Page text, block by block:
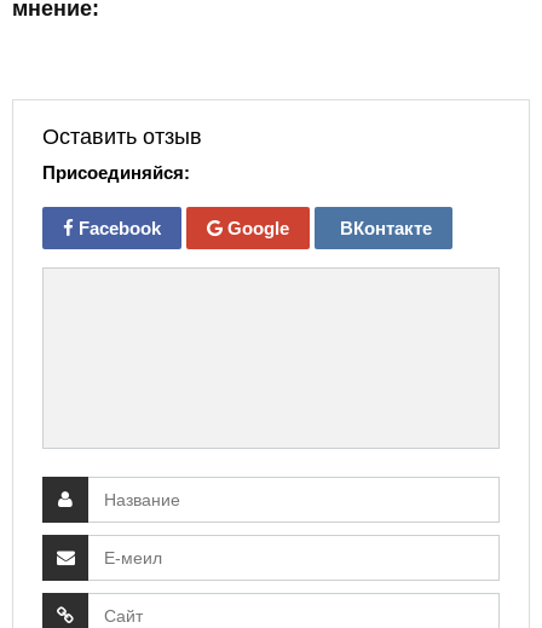
мнение:
Оставить отзыв
Присоединяйся:
Facebook Google ВКонтакте